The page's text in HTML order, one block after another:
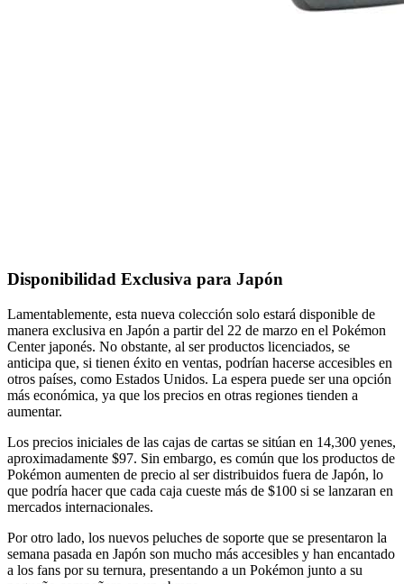
Disponibilidad Exclusiva para Japón
Lamentablemente, esta nueva colección solo estará disponible de
manera exclusiva en Japón a partir del 22 de marzo en el Pokémon
Center japonés. No obstante, al ser productos licenciados, se
anticipa que, si tienen éxito en ventas, podrían hacerse accesibles en
otros países, como Estados Unidos. La espera puede ser una opción
más económica, ya que los precios en otras regiones tienden a
aumentar.
Los precios iniciales de las cajas de cartas se sitúan en 14,300 yenes,
aproximadamente $97. Sin embargo, es común que los productos de
Pokémon aumenten de precio al ser distribuidos fuera de Japón, lo
que podría hacer que cada caja cueste más de $100 si se lanzaran en
mercados internacionales.
Por otro lado, los nuevos peluches de soporte que se presentaron la
semana pasada en Japón son mucho más accesibles y han encantado
a los fans por su ternura, presentando a un Pokémon junto a su